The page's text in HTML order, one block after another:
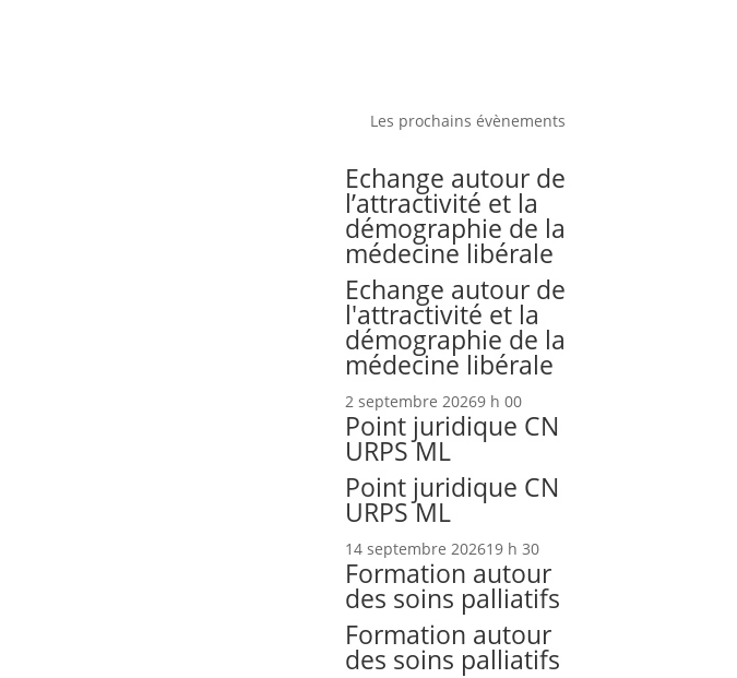
Les prochains évènements
Echange autour de
l’attractivité et la
démographie de la
médecine libérale
Echange autour de
l'attractivité et la
démographie de la
médecine libérale
2 septembre 20269 h 00
Point juridique CN
URPS ML
Point juridique CN
URPS ML
14 septembre 202619 h 30
Formation autour
des soins palliatifs
Formation autour
des soins palliatifs